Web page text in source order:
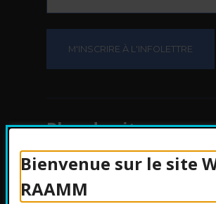
Bienvenue sur le site
RAAMM
Plan du site
Protection des
renseignements